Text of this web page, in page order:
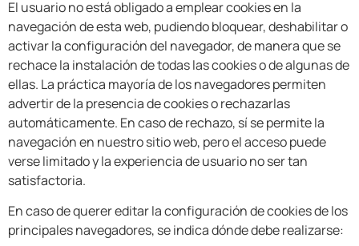
El usuario no está obligado a emplear cookies en la
navegación de esta web, pudiendo bloquear, deshabilitar o
activar la configuración del navegador, de manera que se
rechace la instalación de todas las cookies o de algunas de
ellas. La práctica mayoría de los navegadores permiten
advertir de la presencia de cookies o rechazarlas
automáticamente. En caso de rechazo, sí se permite la
navegación en nuestro sitio web, pero el acceso puede
verse limitado y la experiencia de usuario no ser tan
satisfactoria.
En caso de querer editar la configuración de cookies de los
principales navegadores, se indica dónde debe realizarse: